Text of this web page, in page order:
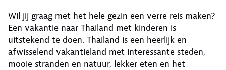
Wil jij graag met het hele gezin een verre reis maken?
Een vakantie naar Thailand met kinderen is
uitstekend te doen. Thailand is een heerlijk en
afwisselend vakantieland met interessante steden,
mooie stranden en natuur, lekker eten en het